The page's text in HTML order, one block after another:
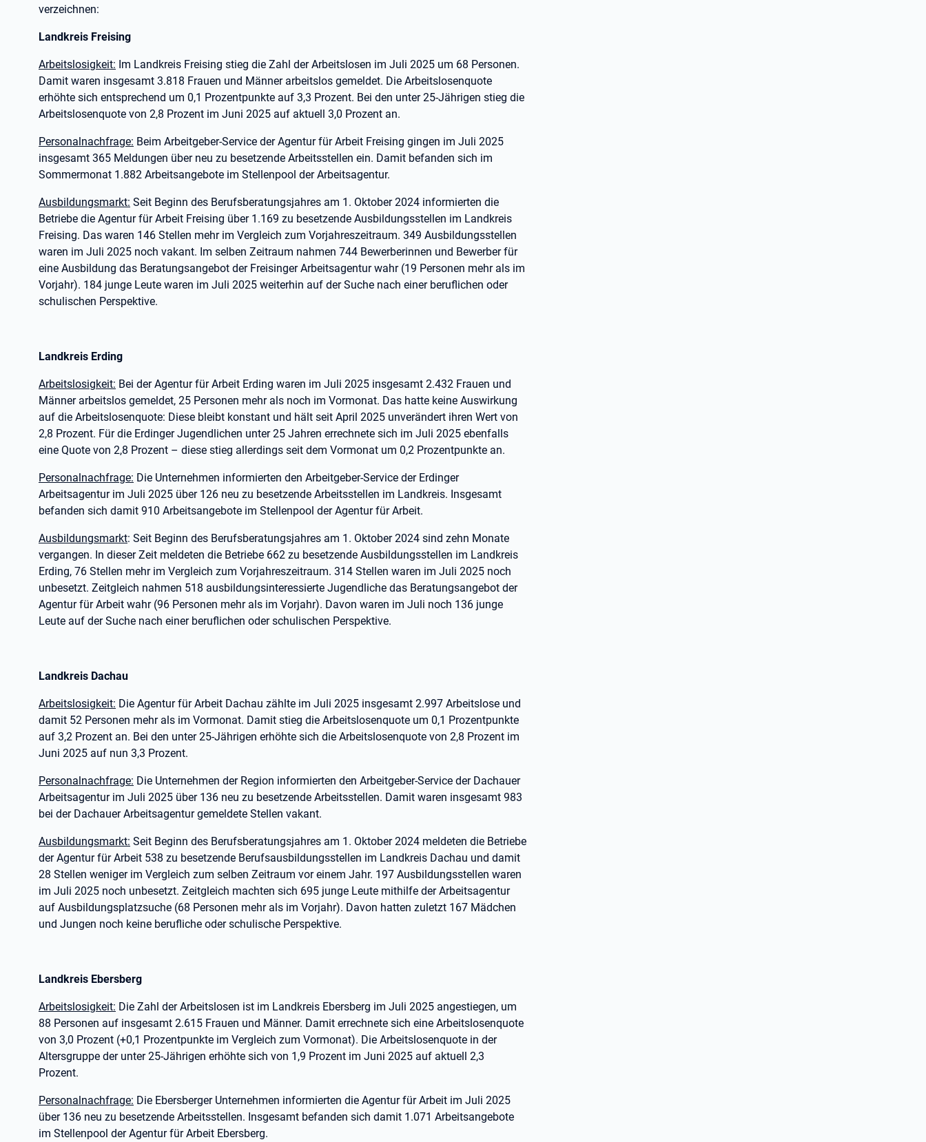
verzeichnen:
Landkreis Freising
Arbeitslosigkeit: Im Landkreis Freising stieg die Zahl der Arbeitslosen im Juli 2025 um 68 Personen.
Damit waren insgesamt 3.818 Frauen und Männer arbeitslos gemeldet. Die Arbeitslosenquote
erhöhte sich entsprechend um 0,1 Prozentpunkte auf 3,3 Prozent. Bei den unter 25-Jährigen stieg die
Arbeitslosenquote von 2,8 Prozent im Juni 2025 auf aktuell 3,0 Prozent an.
Personalnachfrage: Beim Arbeitgeber-Service der Agentur für Arbeit Freising gingen im Juli 2025
insgesamt 365 Meldungen über neu zu besetzende Arbeitsstellen ein. Damit befanden sich im
Sommermonat 1.882 Arbeitsangebote im Stellenpool der Arbeitsagentur.
Ausbildungsmarkt: Seit Beginn des Berufsberatungsjahres am 1. Oktober 2024 informierten die
Betriebe die Agentur für Arbeit Freising über 1.169 zu besetzende Ausbildungsstellen im Landkreis
Freising. Das waren 146 Stellen mehr im Vergleich zum Vorjahreszeitraum. 349 Ausbildungsstellen
waren im Juli 2025 noch vakant. Im selben Zeitraum nahmen 744 Bewerberinnen und Bewerber für
eine Ausbildung das Beratungsangebot der Freisinger Arbeitsagentur wahr (19 Personen mehr als im
Vorjahr). 184 junge Leute waren im Juli 2025 weiterhin auf der Suche nach einer beruflichen oder
schulischen Perspektive.
Landkreis Erding
Arbeitslosigkeit: Bei der Agentur für Arbeit Erding waren im Juli 2025 insgesamt 2.432 Frauen und
Männer arbeitslos gemeldet, 25 Personen mehr als noch im Vormonat. Das hatte keine Auswirkung
auf die Arbeitslosenquote: Diese bleibt konstant und hält seit April 2025 unverändert ihren Wert von
2,8 Prozent. Für die Erdinger Jugendlichen unter 25 Jahren errechnete sich im Juli 2025 ebenfalls
eine Quote von 2,8 Prozent – diese stieg allerdings seit dem Vormonat um 0,2 Prozentpunkte an.
Personalnachfrage: Die Unternehmen informierten den Arbeitgeber-Service der Erdinger
Arbeitsagentur im Juli 2025 über 126 neu zu besetzende Arbeitsstellen im Landkreis. Insgesamt
befanden sich damit 910 Arbeitsangebote im Stellenpool der Agentur für Arbeit.
Ausbildungsmarkt: Seit Beginn des Berufsberatungsjahres am 1. Oktober 2024 sind zehn Monate
vergangen. In dieser Zeit meldeten die Betriebe 662 zu besetzende Ausbildungsstellen im Landkreis
Erding, 76 Stellen mehr im Vergleich zum Vorjahreszeitraum. 314 Stellen waren im Juli 2025 noch
unbesetzt. Zeitgleich nahmen 518 ausbildungsinteressierte Jugendliche das Beratungsangebot der
Agentur für Arbeit wahr (96 Personen mehr als im Vorjahr). Davon waren im Juli noch 136 junge
Leute auf der Suche nach einer beruflichen oder schulischen Perspektive.
Landkreis Dachau
Arbeitslosigkeit: Die Agentur für Arbeit Dachau zählte im Juli 2025 insgesamt 2.997 Arbeitslose und
damit 52 Personen mehr als im Vormonat. Damit stieg die Arbeitslosenquote um 0,1 Prozentpunkte
auf 3,2 Prozent an. Bei den unter 25-Jährigen erhöhte sich die Arbeitslosenquote von 2,8 Prozent im
Juni 2025 auf nun 3,3 Prozent.
Personalnachfrage: Die Unternehmen der Region informierten den Arbeitgeber-Service der Dachauer
Arbeitsagentur im Juli 2025 über 136 neu zu besetzende Arbeitsstellen. Damit waren insgesamt 983
bei der Dachauer Arbeitsagentur gemeldete Stellen vakant.
Ausbildungsmarkt: Seit Beginn des Berufsberatungsjahres am 1. Oktober 2024 meldeten die Betriebe
der Agentur für Arbeit 538 zu besetzende Berufsausbildungsstellen im Landkreis Dachau und damit
28 Stellen weniger im Vergleich zum selben Zeitraum vor einem Jahr. 197 Ausbildungsstellen waren
im Juli 2025 noch unbesetzt. Zeitgleich machten sich 695 junge Leute mithilfe der Arbeitsagentur
auf Ausbildungsplatzsuche (68 Personen mehr als im Vorjahr). Davon hatten zuletzt 167 Mädchen
und Jungen noch keine berufliche oder schulische Perspektive.
Landkreis Ebersberg
Arbeitslosigkeit: Die Zahl der Arbeitslosen ist im Landkreis Ebersberg im Juli 2025 angestiegen, um
88 Personen auf insgesamt 2.615 Frauen und Männer. Damit errechnete sich eine Arbeitslosenquote
von 3,0 Prozent (+0,1 Prozentpunkte im Vergleich zum Vormonat). Die Arbeitslosenquote in der
Altersgruppe der unter 25-Jährigen erhöhte sich von 1,9 Prozent im Juni 2025 auf aktuell 2,3
Prozent.
Personalnachfrage: Die Ebersberger Unternehmen informierten die Agentur für Arbeit im Juli 2025
über 136 neu zu besetzende Arbeitsstellen. Insgesamt befanden sich damit 1.071 Arbeitsangebote
im Stellenpool der Agentur für Arbeit Ebersberg.